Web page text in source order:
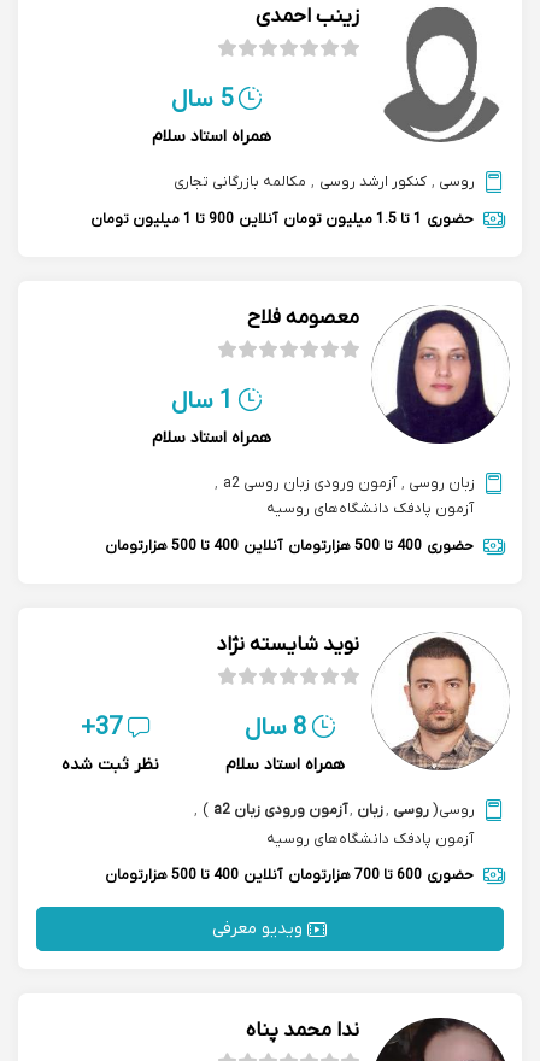
زینب احمدی
5 سال
همراه استاد سلام
روسی , کنکور ارشد روسی , مکالمه بازرگانی تجاری
حضوری 1 تا 1.5 میلیون تومان آنلاین 900 تا 1 میلیون تومان
معصومه فلاح
1 سال
همراه استاد سلام
زبان روسی , آزمون ورودی زبان روسی a2
,
آزمون پادفک دانشگاه‌های روسیه
حضوری 400 تا 500 هزارتومان آنلاین 400 تا 500 هزارتومان
نوید شایسته نژاد
8 سال
همراه استاد سلام
37+
نظر ثبت شده
روسی(روسی ,زبان ,آزمون ورودی زبان a2 )
,
آزمون پادفک دانشگاه‌های روسیه
حضوری 600 تا 700 هزارتومان آنلاین 400 تا 500 هزارتومان
ویدیو معرفی
ندا محمد پناه